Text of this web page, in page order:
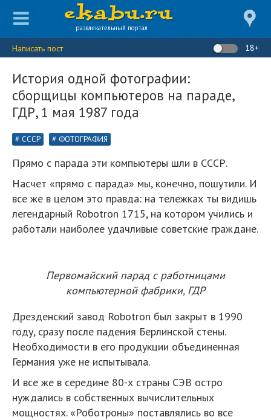
развлекательный портал
Написать пост 18+
История одной фотографии:
сборщицы компьютеров на параде,
ГДР, 1 мая 1987 года
СССР ФОТОГРАФИЯ
Прямо с парада эти компьютеры шли в СССР.
Насчет «прямо с парада» мы, конечно, пошутили. И
все же в целом это правда: на тележках ты видишь
легендарный Robotron 1715, на котором учились и
работали наиболее удачливые советские граждане.
Первомайский парад с работницами
компьютерной фабрики, ГДР
Дрезденский завод Robotron был закрыт в 1990
году, сразу после падения Берлинской стены.
Необходимости в его продукции объединенная
Германия уже не испытывала.
И все же в середине 80-х страны СЭВ остро
нуждались в собственных вычислительных
мощностях. «Роботроны» поставлялись во все